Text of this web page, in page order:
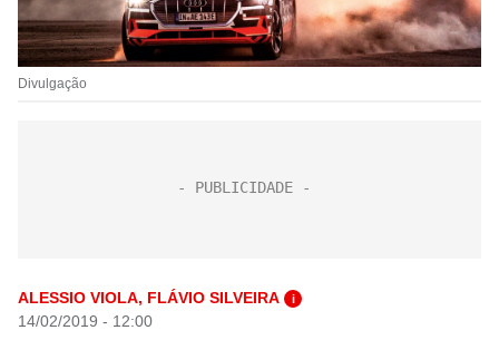
Divulgação
ALESSIO VIOLA, FLÁVIO SILVEIRA i
14/02/2019 - 12:00